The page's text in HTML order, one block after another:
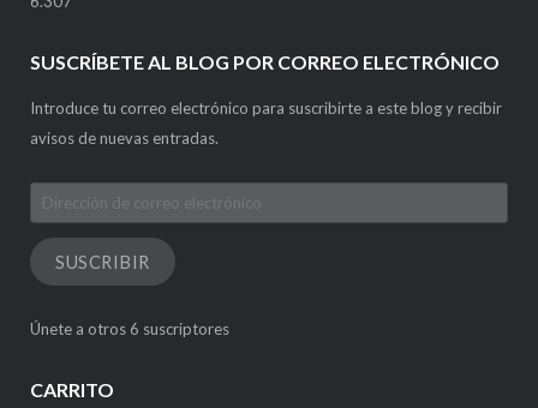
SUSCRÍBETE AL BLOG POR CORREO ELECTRÓNICO
Introduce tu correo electrónico para suscribirte a este blog y recibir
avisos de nuevas entradas.
Dirección
de
correo
electrónico
SUSCRIBIR
Únete a otros 6 suscriptores
CARRITO